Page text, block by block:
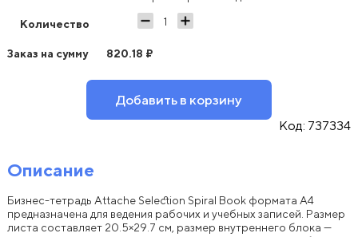
Количество
Заказ на сумму 820.18 ₽
Добавить в корзину
Код: 737334
Описание
Бизнес-тетрадь Attache Selection Spiral Book формата A4
предназначена для ведения рабочих и учебных записей. Размер
листа составляет 20.5×29.7 см, размер внутреннего блока —